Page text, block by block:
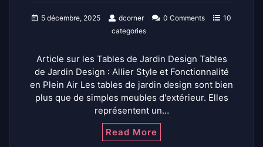
5 décembre, 2025 dcorner 0 Comments
10
categories
Article sur les Tables de Jardin Design Tables
de Jardin Design : Allier Style et Fonctionnalité
en Plein Air Les tables de jardin design sont bien
plus que de simples meubles d'extérieur. Elles
représentent un…
Read More